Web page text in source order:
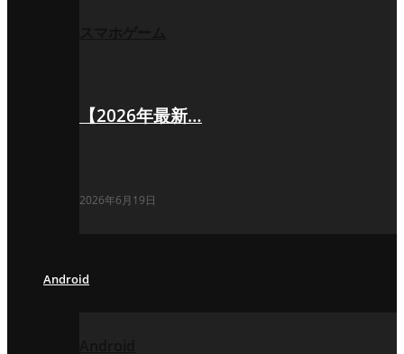
【2026年最新…
2026年6月19日
Android